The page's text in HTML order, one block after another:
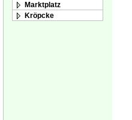
Marktplatz
Kröpcke